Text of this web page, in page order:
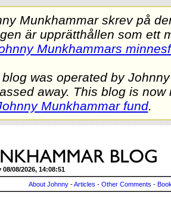
Munkhammar skrev på
är upprätthållen som ett
Munkhammars
blog was operated by
away. This blog is
Munkhammar fund.
08/08/2026, 14:08:51
About Johnny -Articles - Other Comments -